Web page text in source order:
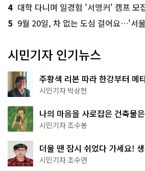
4 대학 다니며 일경험 '서영커' 캠프
5 9월 20일, 차 없는 도심 걸어요…'서울 걷자
시민기자 인기뉴스
주황색 리본 따라 한강부터 메
서울둘레길 15코스
시민기자 박상현
나의 마음을 사로잡은 건축물
상작 공개!
시민기자 조수봉
더울 땐 잠시 쉬었다 가세요!
·무더위쉼터까지
시민기자 조수연